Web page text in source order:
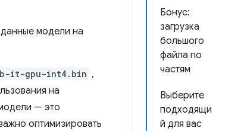
Бонус:
загрузка
большого
файла по
частям
Выберите
подходящи
й для вас
модели на
2b-it-gpu-int4.bin ,
на
— это
оптимизировать